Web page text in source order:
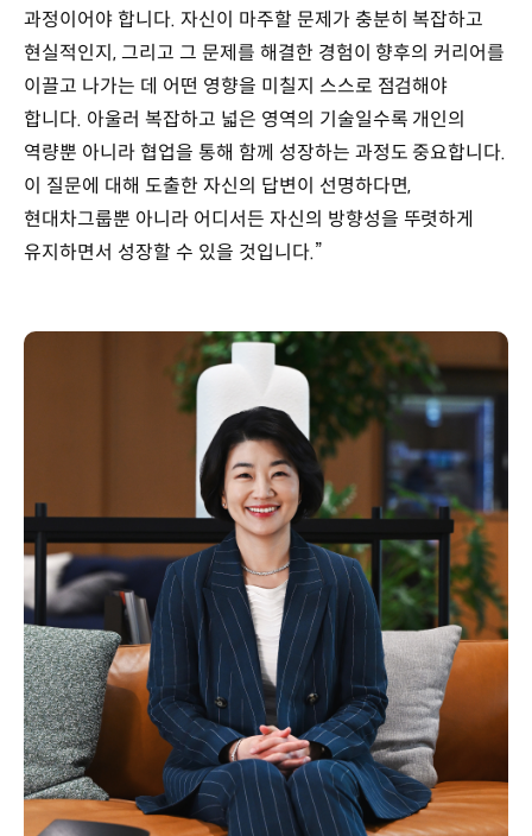
과정이어야 합니다. 자신이 마주할 문제가 충분히 복잡하고
현실적인지, 그리고 그 문제를 해결한 경험이 향후의 커리어를
이끌고 나가는 데 어떤 영향을 미칠지 스스로 점검해야
합니다. 아울러 복잡하고 넓은 영역의 기술일수록 개인의
역량뿐 아니라 협업을 통해 함께 성장하는 과정도 중요합니다.
이 질문에 대해 도출한 자신의 답변이 선명하다면,
현대차그룹뿐 아니라 어디서든 자신의 방향성을 뚜렷하게
유지하면서 성장할 수 있을 것입니다.”